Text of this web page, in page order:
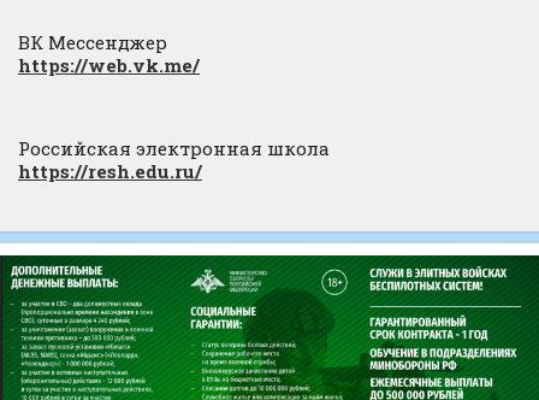
ВК Мессенджер
https://web.vk.me/
Российская электронная школа
https://resh.edu.ru/